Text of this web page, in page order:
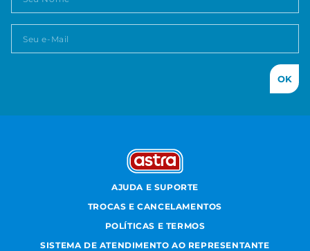
OK
AJUDA E SUPORTE
TROCAS E CANCELAMENTOS
POLÍTICAS E TERMOS
SISTEMA DE ATENDIMENTO AO REPRESENTANTE